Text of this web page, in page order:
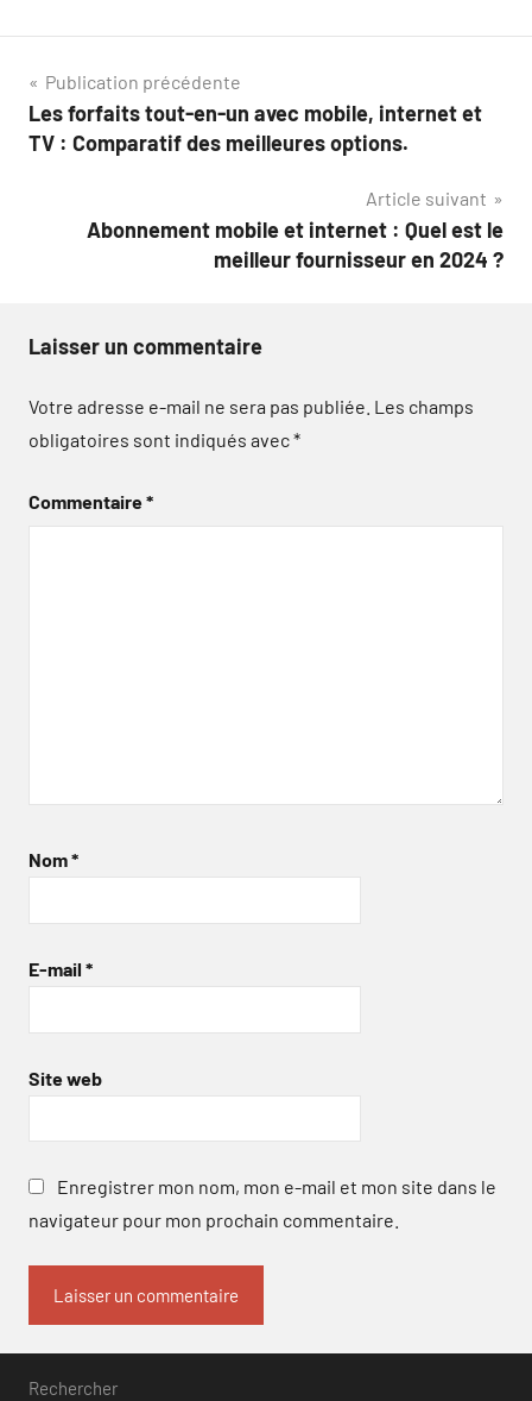
Navigation
de
Publication précédente
Les forfaits tout-en-un avec mobile, internet et
TV : Comparatif des meilleures options.
Article suivant
Abonnement mobile et internet : Quel est le
meilleur fournisseur en 2024 ?
Laisser un commentaire
Votre adresse e-mail ne sera pas publiée. Les champs
obligatoires sont indiqués avec*
Commentaire*
Nom*
E-mail *
Site web
Enregistrer mon nom, mon e-mail et mon site dans le
navigateur pour mon prochain commentaire.
Rechercher